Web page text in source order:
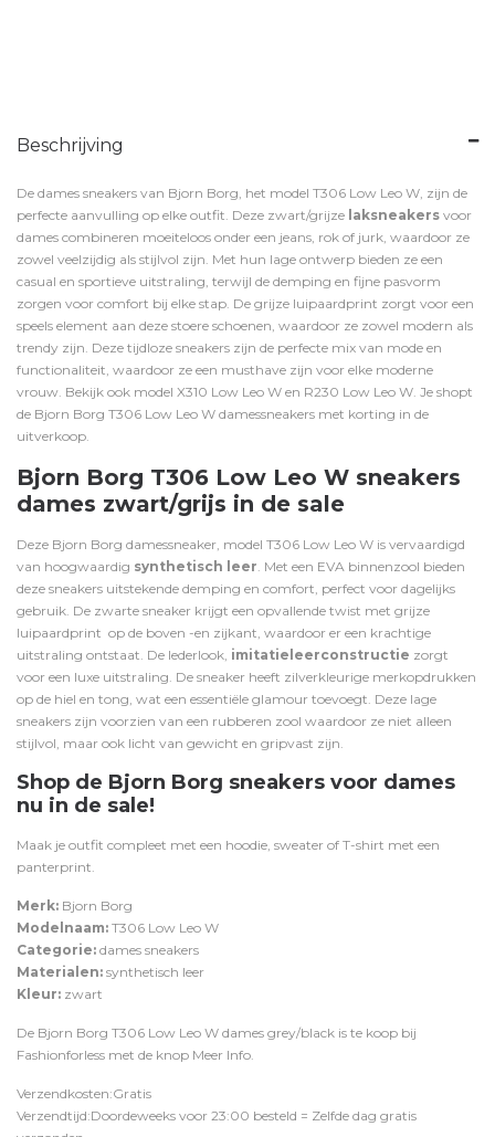
Beschrijving
De dames sneakers van Bjorn Borg, het model T306 Low Leo W, zijn de
perfecte aanvulling op elke outfit. Deze zwart/grijze laksneakers voor
dames combineren moeiteloos onder een jeans, rok of jurk, waardoor ze
zowel veelzijdig als stijlvol zijn. Met hun lage ontwerp bieden ze een
casual en sportieve uitstraling, terwijl de demping en fijne pasvorm
zorgen voor comfort bij elke stap. De grijze luipaardprint zorgt voor een
speels element aan deze stoere schoenen, waardoor ze zowel modern als
trendy zijn. Deze tijdloze sneakers zijn de perfecte mix van mode en
functionaliteit, waardoor ze een musthave zijn voor elke moderne
vrouw. Bekijk ook model X310 Low Leo W en R230 Low Leo W . Je shopt
de Bjorn Borg T306 Low Leo W damessneakers met korting in de
uitverkoop.
Bjorn Borg T306 Low Leo W sneakers
dames zwart/grijs in de sale
Deze Bjorn Borg damessneaker, model T306 Low Leo W is vervaardigd
van hoogwaardig synthetisch leer . Met een EVA binnenzool bieden
deze sneakers uitstekende demping en comfort, perfect voor dagelijks
gebruik. De zwarte sneaker krijgt een opvallende twist met grijze
luipaardprint op de boven -en zijkant, waardoor er een krachtige
uitstraling ontstaat. De lederlook, imitatieleerconstructie zorgt
voor een luxe uitstraling. De sneaker heeft zilverkleurige merkopdrukken
op de hiel en tong, wat een essentiële glamour toevoegt. Deze lage
sneakers zijn voorzien van een rubberen zool waardoor ze niet alleen
stijlvol, maar ook licht van gewicht en gripvast zijn.
Shop de Bjorn Borg sneakers voor dames
nu in de sale!
Maak je outfit compleet met een hoodie sweater of T-shirt met een
panterprint.
Merk: Bjorn Borg
Modelnaam: T306 Low Leo W
Categorie: dames sneakers
Materialen: synthetisch leer
Kleur: zwart
De Bjorn Borg T306 Low Leo W dames grey/black is te koop bij
Fashionforless met de knop Meer Info
Verzendkosten:Gratis
Verzendtijd:Doordeweeks voor 23:00 besteld = Zelfde dag gratis